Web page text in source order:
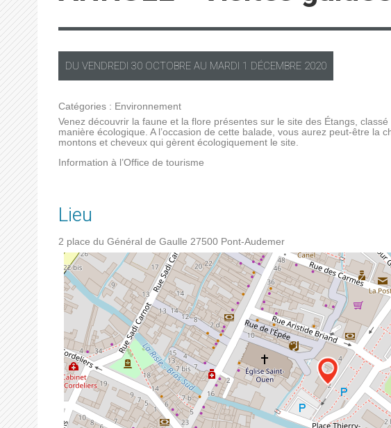
DU VENDREDI 30 OCTOBRE AU MARDI 1 DÉCEMBRE 2020
Catégories : Environnement
Venez découvrir la faune et la flore présentes sur le site des Étangs,
manière écologique. A l’occasion de cette balade, vous aurez peut-être la
montons et cheveux qui gèrent écologiquement le site.
Information à l’Office de tourisme
Lieu
2 place du Général de Gaulle 27500 Pont-Audemer